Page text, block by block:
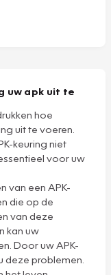
uw apk uit te
hoe
uit te voeren.
keuring niet
voor uw
van een APK-
die op de
van deze
kan uw
Door uw APK-
deze problemen.